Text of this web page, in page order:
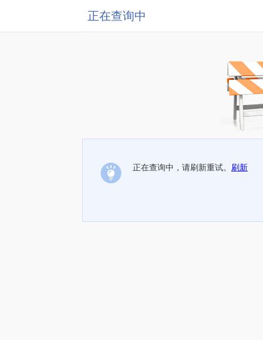
正在查询中
正在查询中，请刷新重试。 刷新